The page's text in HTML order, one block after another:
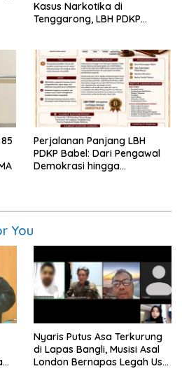
Kasus Narkotika di
Tenggarong, LBH PDKP
Berkeadilan
Perjalanan Panjang LBH
PDKP Babel: Dari Pengawal
Demokrasi hingga
You
Nyaris Putus Asa Terkurung
di Lapas Bangli, Musisi Asal
London Bernapas Legah Usai